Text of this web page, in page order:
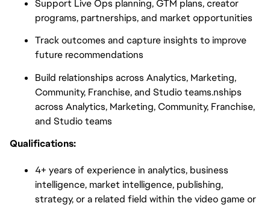
Support Live Ops planning, GTM plans, creator
programs, partnerships, and market opportunities
Track outcomes and capture insights to improve
future recommendations
Build relationships across Analytics, Marketing,
Community, Franchise, and Studio teams.nships
across Analytics, Marketing, Community, Franchise,
and Studio teams
Qualifications:
4+ years of experience in analytics, business
intelligence, market intelligence, publishing,
strategy, or a related field within the video game or